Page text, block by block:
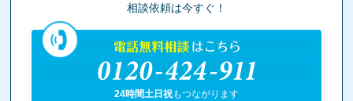
相談依頼は今すぐ！
電話無料相談はこちら
0120-424-911
24時間土日祝もつながります